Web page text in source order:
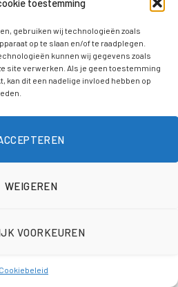
toestemming
gebruiken wij technologieën zoals
op te slaan en/of te raadplegen.
kunnen wij gegevens zoals
site verwerken. Als je geen toestemming
kan dit een nadelige invloed hebben op
WEIGEREN
VOORKEUREN
Cookiebeleid
je een koelbox die echt past bij
weg
er met oud ijzer?